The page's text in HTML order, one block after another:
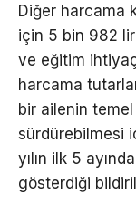
Diğer harcama
için 5 bin 982
ve eğitim
harcama
bir ailenin temel
sürdürebilmesi
yılın ilk 5
gösterdiği